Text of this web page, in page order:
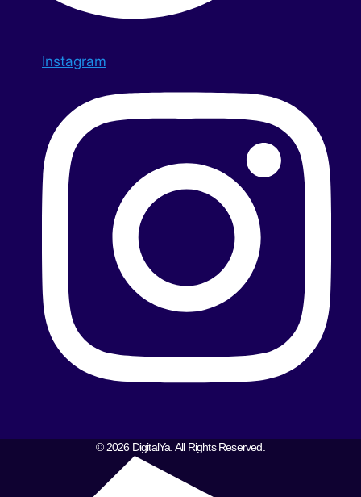
Instagram
© 2026 DigitalYa. All Rights Reserved.